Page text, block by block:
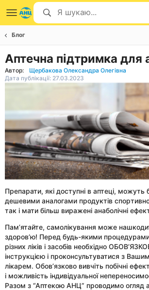
Блог
Аптечна підтримка для
Автор:
Щербакова Олександра Олегівна
Дата публікації: 27.03.2023
Препарати, які доступні в аптеці, можуть
дешевими аналогами продуктів
так і мати більш виражені анаболічні
Пам’ятайте, самолікування може
здоров’ю! Перед будь-якими процедурами
різних ліків і засобів необхідно
інструкцією і проконсультуватися з
лікарем. Обов’язково вивчіть побічні
і можливість індивідуальної
Разом з “Аптекою АНЦ” проводимо огляд